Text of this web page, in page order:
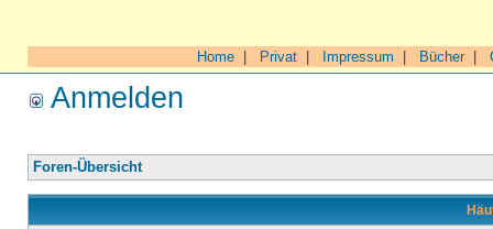
Home Privat Impressum Bücher|
Anmelden
Foren-Übersicht